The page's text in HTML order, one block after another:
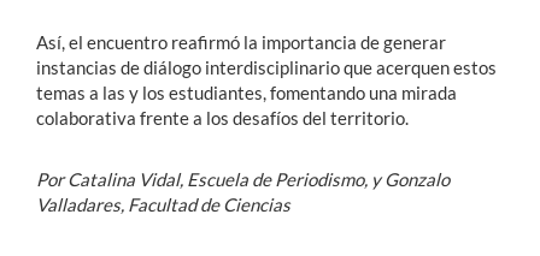
Así, el encuentro reafirmó la importancia de generar
instancias de diálogo interdisciplinario que acerquen estos
temas a las y los estudiantes, fomentando una mirada
colaborativa frente a los desafíos del territorio.
Por Catalina Vidal, Escuela de Periodismo, y Gonzalo
Valladares, Facultad de Ciencias